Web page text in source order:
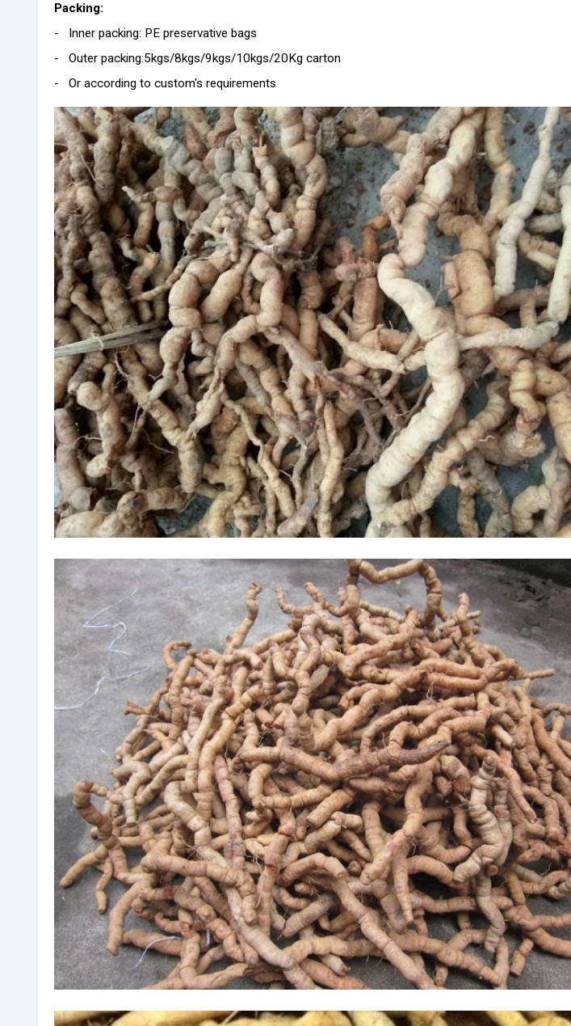
Packing:
- Inner packing: PE preservative bags
- Outer packing:5kgs/8kgs/9kgs/10kgs/20Kg carton
- Or according to custom's requirements